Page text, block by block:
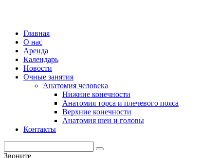
Главная
О нас
Аренда
Календарь
Новости
Очные занятия
Анатомия человека
Нижние конечности
Анатомия торса и плечевого пояса
Верхние конечности
Анатомия шеи и головы
Контакты
Звоните